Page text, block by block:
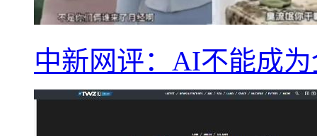
中新网评：AI不能成